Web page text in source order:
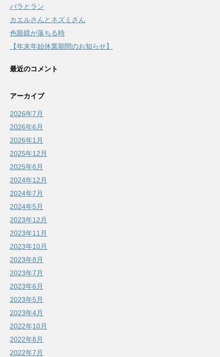
バラとラン
カエルさんとネズミさん
色眼鏡が落ちる時
【年末年始休業期間のお知らせ】
最近のコメント
アーカイブ
2026年7月
2026年6月
2026年1月
2025年12月
2025年6月
2024年12月
2024年7月
2024年5月
2023年12月
2023年11月
2023年10月
2023年8月
2023年7月
2023年6月
2023年5月
2023年4月
2022年10月
2022年8月
2022年7月